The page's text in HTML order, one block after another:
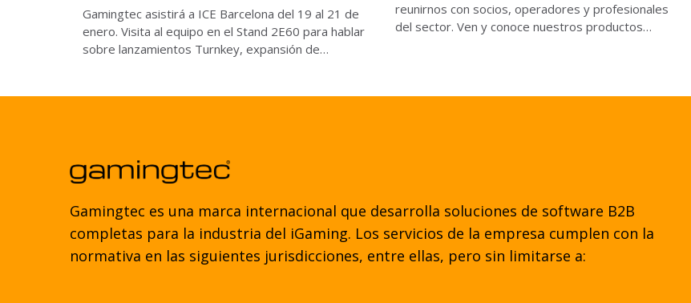
Gamingtec asistirá a ICE Barcelona del 19 al 21 de
enero. Visita al equipo en el Stand 2E60 para hablar
sobre lanzamientos Turnkey, expansión de
reunirnos con socios, operadores y profesionales
del sector. Ven y conoce nuestros productos
Gamingtec es una marca internacional que desarrolla soluciones de software B2B
completas para la industria del iGaming. Los servicios de la empresa cumplen con la
normativa en las siguientes jurisdicciones, entre ellas, pero sin limitarse a: